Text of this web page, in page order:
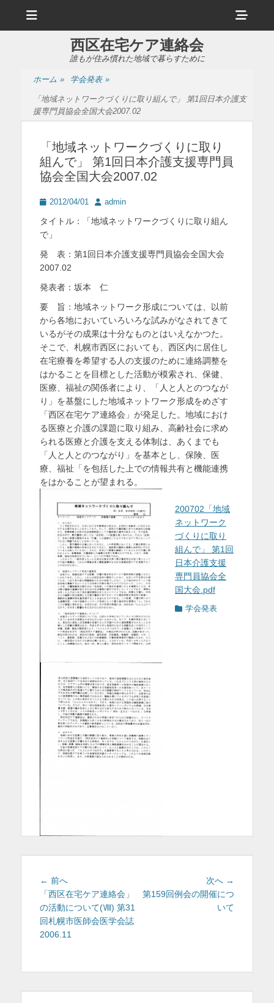
ュ
ヘ
ッ
西区在宅ケア連絡会
誰もが住み慣れた地域で暮らすために
ホーム » 学会発表 »
「地域ネットワークづくりに取り組んで」 第1回日本介護支
援専門員協会全国大会2007.02
「地域ネットワークづくりに取り
組んで」 第1回日本介護支援専門員
協会全国大会2007.02
投
日
2012/04/01
投
者
admin
タイトル：「地域ネットワークづくりに取り組ん
で」
発 表：第1回日本介護支援専門員協会全国大会
2007.02
発表者：坂本 仁
要 旨：地域ネットワーク形成については、以前
から各地においていろいろな試みがなされてきて
いるがその成果は十分なものとはいえなかつた。
そこで、札幌市西区においても、西区内に居住し
在宅療養を希望する人の支援のために連絡調整を
はかることを目標とした活動が模索され、保健、
医療、福祉の関係者により、「人と人とのつなが
り」を基盤にした地域ネットワーク形成をめざす
「西区在宅ケア連絡会」が発足した。地域におけ
る医療と介護の課題に取り組み、高齢社会に求め
られる医療と介護を支える体制は、あくまでも
「人と人とのつながり」を基本とし、保険、医
療、福祉「を包括した上での情報共有と機能連携
をはかることが望まれる。
200702「地域
ネットワーク
づくりに取り
組んで」 第1回
日本介護支援
専門員協会全
国大会.pdf
カ 学会発表
投
稿
ナ
ビ
ゲ
シ
← 前へ前
の
投
稿:
「西区在宅ケア連絡会」
の活動について(Ⅷ) 第31
回札幌市医師会医学会誌
2006.11
次へ →
第159回例会の開催につ
いて